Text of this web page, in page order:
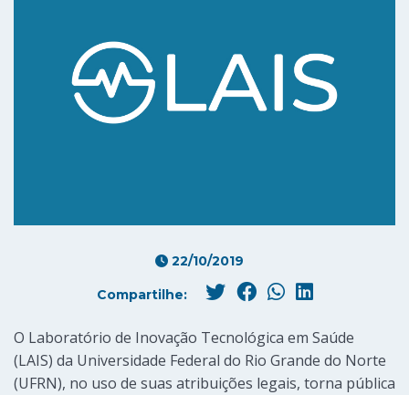
22/10/2019
Compartilhe:
O Laboratório de Inovação Tecnológica em Saúde
(LAIS) da Universidade Federal do Rio Grande do Norte
(UFRN), no uso de suas atribuições legais, torna pública